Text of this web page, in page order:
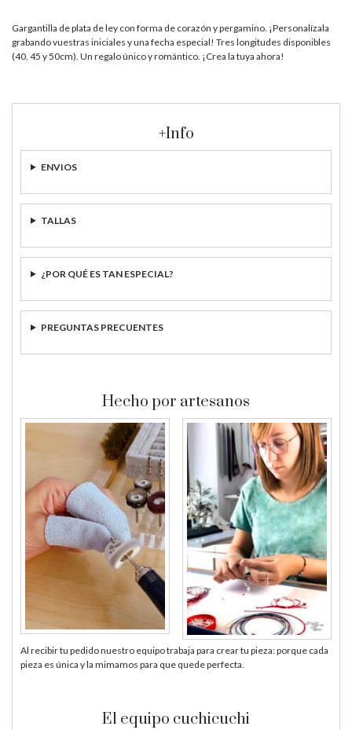
Gargantilla de plata de ley con forma de corazón y pergamino. ¡Personalízala
grabando vuestras iniciales y una fecha especial! Tres longitudes disponibles
(40, 45 y 50cm). Un regalo único y romántico. ¡Crea la tuya ahora!
+Info
ENVIOS
TALLAS
¿POR QUÉ ES TAN ESPECIAL?
PREGUNTAS PRECUENTES
Hecho por artesanos
Al recibir tu pedido nuestro equipo trabaja para crear tu pieza: porque cada
pieza es única y la mimamos para que quede perfecta.
El equipo cuchicuchi